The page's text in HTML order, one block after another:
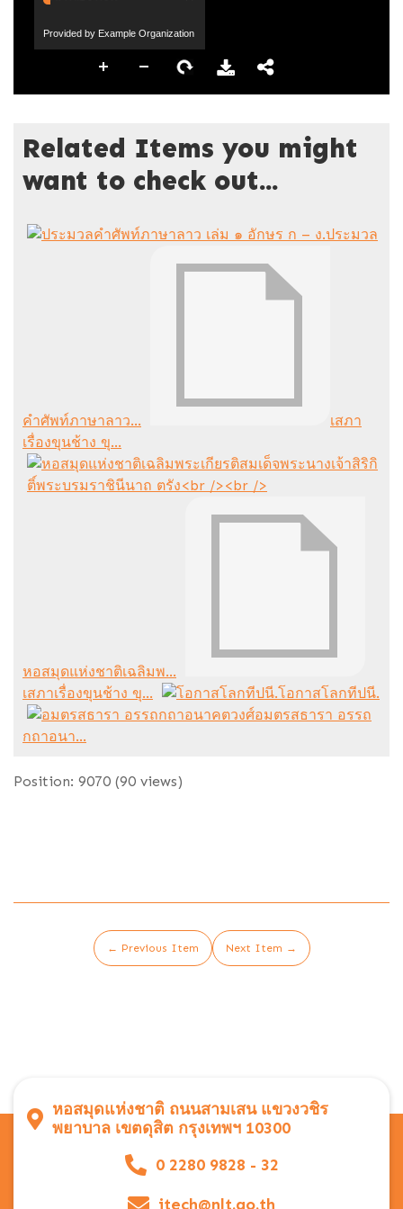
Provided by Example Organization
Related Items you might
want to check out...
ประมวล
คำศัพท์ภาษาลาว...
เสภา
เรื่องขุนช้าง ขุ...
หอสมุดแห่งชาติเฉลิมพ...
เสภาเรื่องขุนช้าง ขุ...
โอกาสโลกทีปนี.
อมตรสธารา อรรถ
กถาอนา...
Position: 9070 (90 views)
← Previous Item Next Item →
หอสมุดแห่งชาติ ถนนสามเสน แขวงวชิร
พยาบาล เขตดุสิต กรุงเทพฯ 10300
0 2280 9828 - 32
itech@nlt.go.th